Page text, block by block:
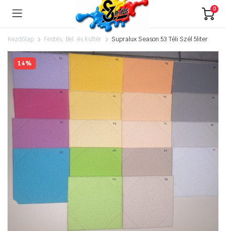
0
Kezdőlap Festés, Bel. és kültér Supralux Season 53 Téli Szél 5liter
14%